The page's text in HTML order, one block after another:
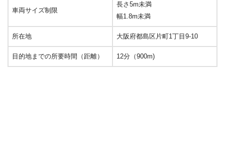
車両サイズ制限
長さ5m未満
幅1.8m未満
所在地 大阪府都島区片町1丁目9-10
目的地までの所要時間（距離） 12分（900m)